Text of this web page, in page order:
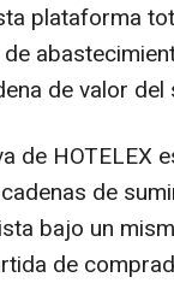
plataforma
de valor
de HOTELEX
de
bajo un
de